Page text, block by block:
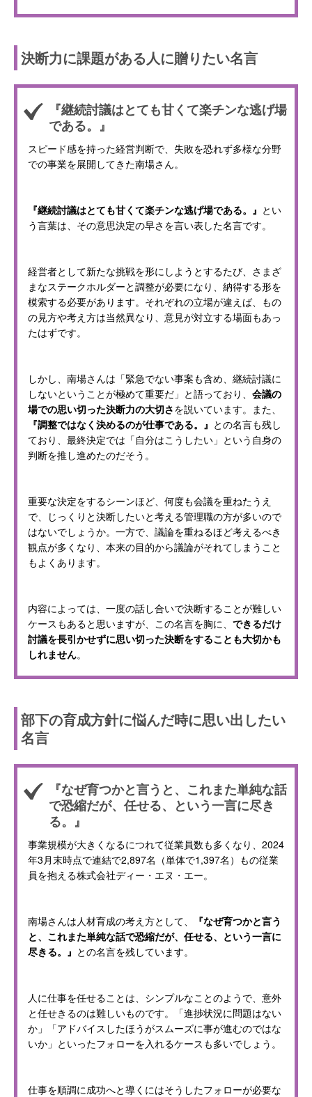
決断力に課題がある人に贈りたい名言
『継続討議はとても甘くて楽チンな逃げ場
である。』
スピード感を持った経営判断で、失敗を恐れず多様な分野
での事業を展開してきた南場さん。
『継続討議はとても甘くて楽チンな逃げ場である。』 とい
う言葉は、その意思決定の早さを言い表した名言です。
経営者として新たな挑戦を形にしようとするたび、さまざ
まなステークホルダーと調整が必要になり、納得する形を
模索する必要があります。それぞれの立場が違えば、もの
の見方や考え方は当然異なり、意見が対立する場面もあっ
たはずです。
しかし、南場さんは「緊急でない事案も含め、継続討議に
しないということが極めて重要だ」と語っており、 会議の
場での思い切った決断力の大切さを説いています。また、
『調整ではなく決めるのが仕事である。』 との名言も残し
ており、最終決定では「自分はこうしたい」という自身の
判断を推し進めたのだそう。
重要な決定をするシーンほど、何度も会議を重ねたうえ
で、じっくりと決断したいと考える管理職の方が多いので
はないでしょうか。一方で、議論を重ねるほど考えるべき
観点が多くなり、本来の目的から議論がそれてしまうこと
もよくあります。
内容によっては、一度の話し合いで決断することが難しい
ケースもあると思いますが、この名言を胸に、 できるだけ
討議を長引かせずに思い切った決断をすることも大切かも
しれません。
部下の育成方針に悩んだ時に思い出したい
名言
『なぜ育つかと言うと、これまた単純な話
で恐縮だが、任せる、という一言に尽き
る。』
事業規模が大きくなるにつれて従業員数も多くなり、2024
年3月末時点で連結で2,897名（単体で1,397名）もの従業
員を抱える株式会社ディー・エヌ・エー。
南場さんは人材育成の考え方として、
『なぜ育つかと言う
と、これまた単純な話で恐縮だが、任せる、という一言に
尽きる。』 との名言を残しています。
人に仕事を任せることは、シンプルなことのようで、意外
と任せきるのは難しいものです。「進捗状況に問題はない
か」「アドバイスしたほうがスムーズに事が進むのではな
いか」といったフォローを入れるケースも多いでしょう。
仕事を順調に成功へと導くにはそうしたフォローが必要な